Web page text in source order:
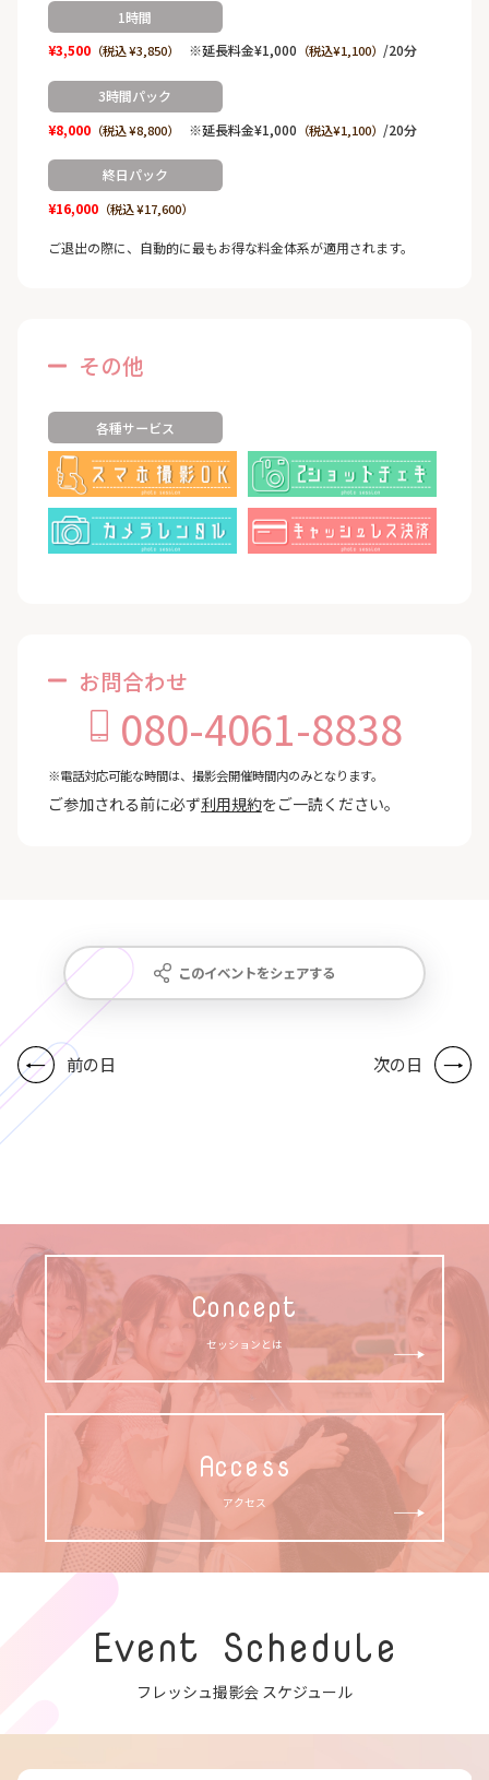
1時間
¥3,500（税込 ¥3,850） ※延長料金¥1,000 （税込¥1,100） /20分
3時間パック
¥8,000（税込 ¥8,800） ※延長料金¥1,000 （税込¥1,100） /20分
終日パック
¥16,000（税込 ¥17,600）
ご退出の際に、自動的に最もお得な料金体系が適用されます。
その他
各種サービス
お問合わせ
080-4061-8838
※電話対応可能な時間は、撮影会開催時間内のみとなります。
ご参加される前に必ず利用規約をご一読ください。
このイベントをシェアする
前の日 次の日
Concept
セッションとは
Access
アクセス
Event Schedule
フレッシュ撮影会 スケジュール